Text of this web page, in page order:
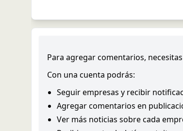
Para agregar comentarios, necesitas
Con una cuenta podrás:
Seguir empresas y recibir
Agregar comentarios en
Ver más noticias sobre cada